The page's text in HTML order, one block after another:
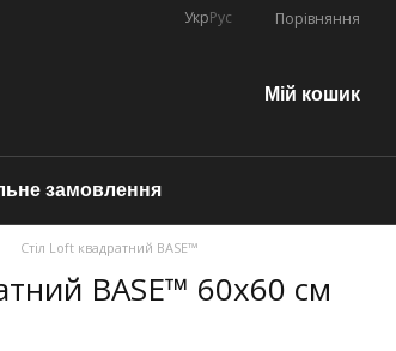
УкрРус Порівняння
Мій кошик
замовлення
Стіл Loft квадратний BASE™
BASE™ 60х60 см